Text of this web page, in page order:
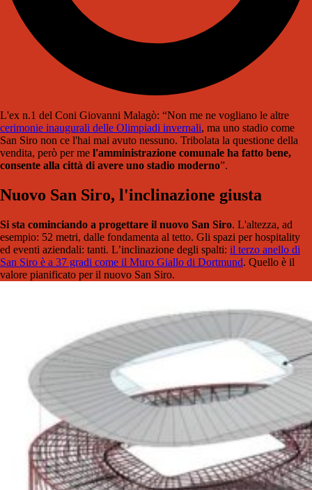
L'ex n.1 del Coni Giovanni Malagò: “Non me ne vogliano le altre
cerimonie inaugurali delle Olimpiadi invernali, ma uno stadio come
San Siro non ce l'hai mai avuto nessuno. Tribolata la questione della
vendita, però per me l'amministrazione comunale ha fatto bene,
consente alla città di avere uno stadio moderno”.
Nuovo San Siro, l'inclinazione giusta
Si sta cominciando a progettare il nuovo San Siro. L'altezza, ad
esempio: 52 metri, dalle fondamenta al tetto. Gli spazi per hospitality
ed eventi aziendali: tanti. L’inclinazione degli spalti: il terzo anello di
San Siro è a 37 gradi come il Muro Giallo di Dortmund. Quello è il
valore pianificato per il nuovo San Siro.